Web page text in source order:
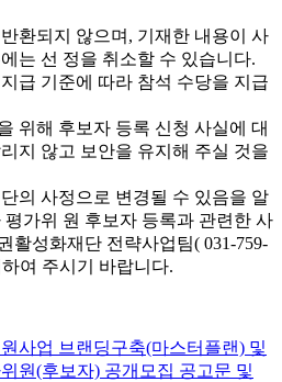
환되지 않으며, 기재한 내용이 사
는 선 정을 취소할 수 있습니다.
급 기준에 따라 참석 수당을 지급
위해 후보자 등록 신청 사실에 대
지 않고 보안을 유지해 주실 것을
의 사정으로 변경될 수 있음을 알
평가위 원 후보자 등록과 관련한 사
활성화재단 전략사업팀( 031-759-
여 주시기 바랍니다.
사업 브랜딩구축(마스터플랜) 및
원(후보자) 공개모집 공고문 및